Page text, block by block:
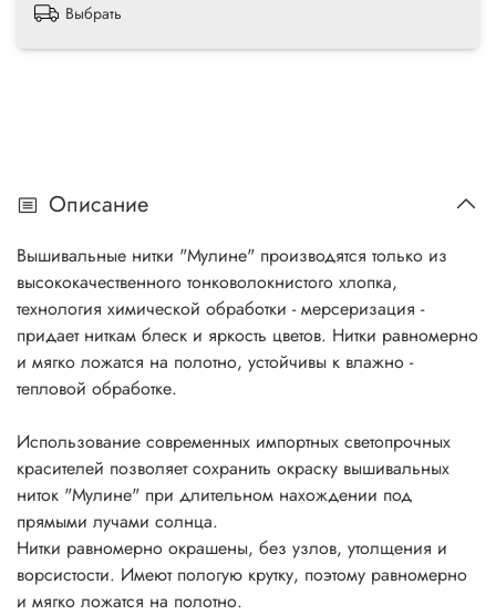
Выбрать
Описание
Вышивальные нитки "Мулине" производятся только из
высококачественного тонковолокнистого хлопка,
технология химической обработки - мерсеризация -
придает ниткам блеск и яркость цветов. Нитки равномерно
и мягко ложатся на полотно, устойчивы к влажно -
тепловой обработке.
Использование современных импортных светопрочных
красителей позволяет сохранить окраску вышивальных
ниток "Мулине" при длительном нахождении под
прямыми лучами солнца.
Нитки равномерно окрашены, без узлов, утолщения и
ворсистости. Имеют пологую крутку, поэтому равномерно
и мягко ложатся на полотно.